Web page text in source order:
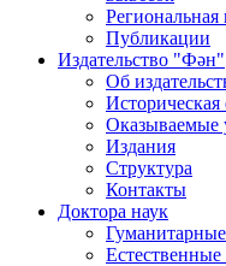
Публикации
Издательство "Фән"
Об
Историческая
Оказываемые
Издания
Структура
Контакты
Доктора наук
Естественные